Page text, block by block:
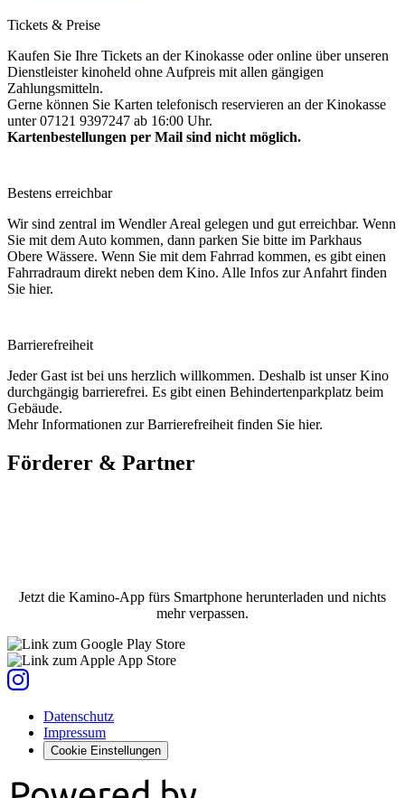
Tickets & Preise
Kaufen Sie Ihre Tickets an der Kinokasse oder online über unseren
Dienstleister kinoheld ohne Aufpreis mit allen gängigen
Zahlungsmitteln.
Gerne können Sie Karten telefonisch reservieren an der Kinokasse
unter 07121 9397247 ab 16:00 Uhr.
Kartenbestellungen per Mail sind nicht möglich.
Bestens erreichbar
Wir sind zentral im Wendler Areal gelegen und gut erreichbar. Wenn
Sie mit dem Auto kommen, dann parken Sie bitte im Parkhaus
Obere Wässere. Wenn Sie mit dem Fahrrad kommen, es gibt einen
Fahrradraum direkt neben dem Kino. Alle Infos zur Anfahrt finden
Sie hier.
Barrierefreiheit
Jeder Gast ist bei uns herzlich willkommen. Deshalb ist unser Kino
durchgängig barrierefrei. Es gibt einen Behindertenparkplatz beim
Gebäude.
Mehr Informationen zur Barrierefreiheit finden Sie hier.
Förderer & Partner
Jetzt die Kamino-App fürs Smartphone herunterladen und nichts
mehr verpassen.
Datenschutz
Impressum
Cookie Einstellungen